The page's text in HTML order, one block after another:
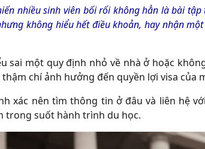
nhiều sinh viên bối rối không hẳn là bài
không hiểu hết điều khoản, hay nhận
sai một quy định nhỏ về nhà ở hoặc
chí ảnh hưởng đến quyền lợi visa của
xác nên tìm thông tin ở đâu và liên hệ
trong suốt hành trình du học.